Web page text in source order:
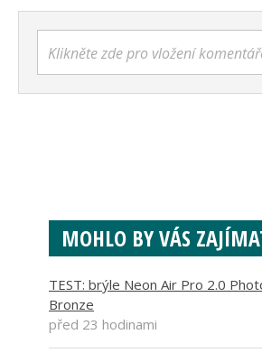
Klikněte zde pro vložení
MOHLO BY VÁS
TEST: brýle Neon Air Pro 2.0
Bronze
před 23 hodinami